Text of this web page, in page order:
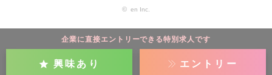
企業に直接エントリーできる特別求人です
興味あり エントリー
© en Inc.